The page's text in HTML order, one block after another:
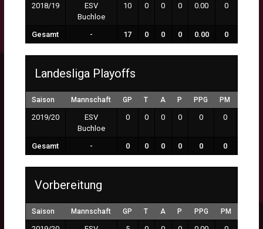
2018/19
ESV
Buchloe
10 0 0 0 0.00 0
Gesamt - 17 0 0 0 0.00 0
Landesliga Playoffs
Saison Mannschaft GP T A P PPG PM
2019/20
ESV
Buchloe
0 0 0 0 0 0
Gesamt - 0 0 0 0 0 0
Vorbereitung
Saison Mannschaft GP T A P PPG PM